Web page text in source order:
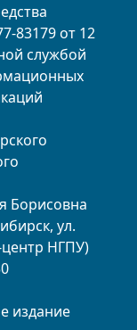
83179 от 12
службой
Борисовна
ул.
центр НГПУ)
издание